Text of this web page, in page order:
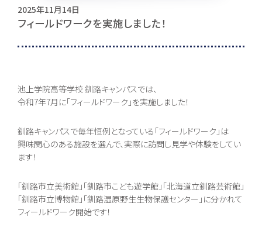
2025年11月14日
フィールドワークを実施しました！
池上学院高等学校 釧路キャンパスでは、
令和7年7月に「フィールドワーク」を実施しました！
釧路キャンパスで毎年恒例となっている「フィールドワーク」は
興味関心のある施設を選んで、実際に訪問し見学や体験をしてい
ます！
「釧路市立美術館」「釧路市こども遊学館」「北海道立釧路芸術館」
「釧路市立博物館」「釧路湿原野生生物保護センター」に分かれて
フィールドワーク開始です！